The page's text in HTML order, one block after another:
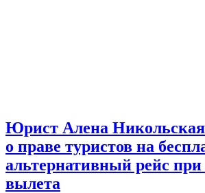
Юрист Алена
о праве туристов на
альтернативный рейс при
вылета